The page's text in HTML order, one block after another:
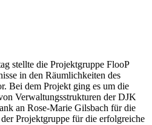
stellte die Projektgruppe FlooP
in den Räumlichkeiten des
Bei dem Projekt ging es um die
Verwaltungsstrukturen der DJK
an Rose-Marie Gilsbach für die
Projektgruppe für die erfolgreiche